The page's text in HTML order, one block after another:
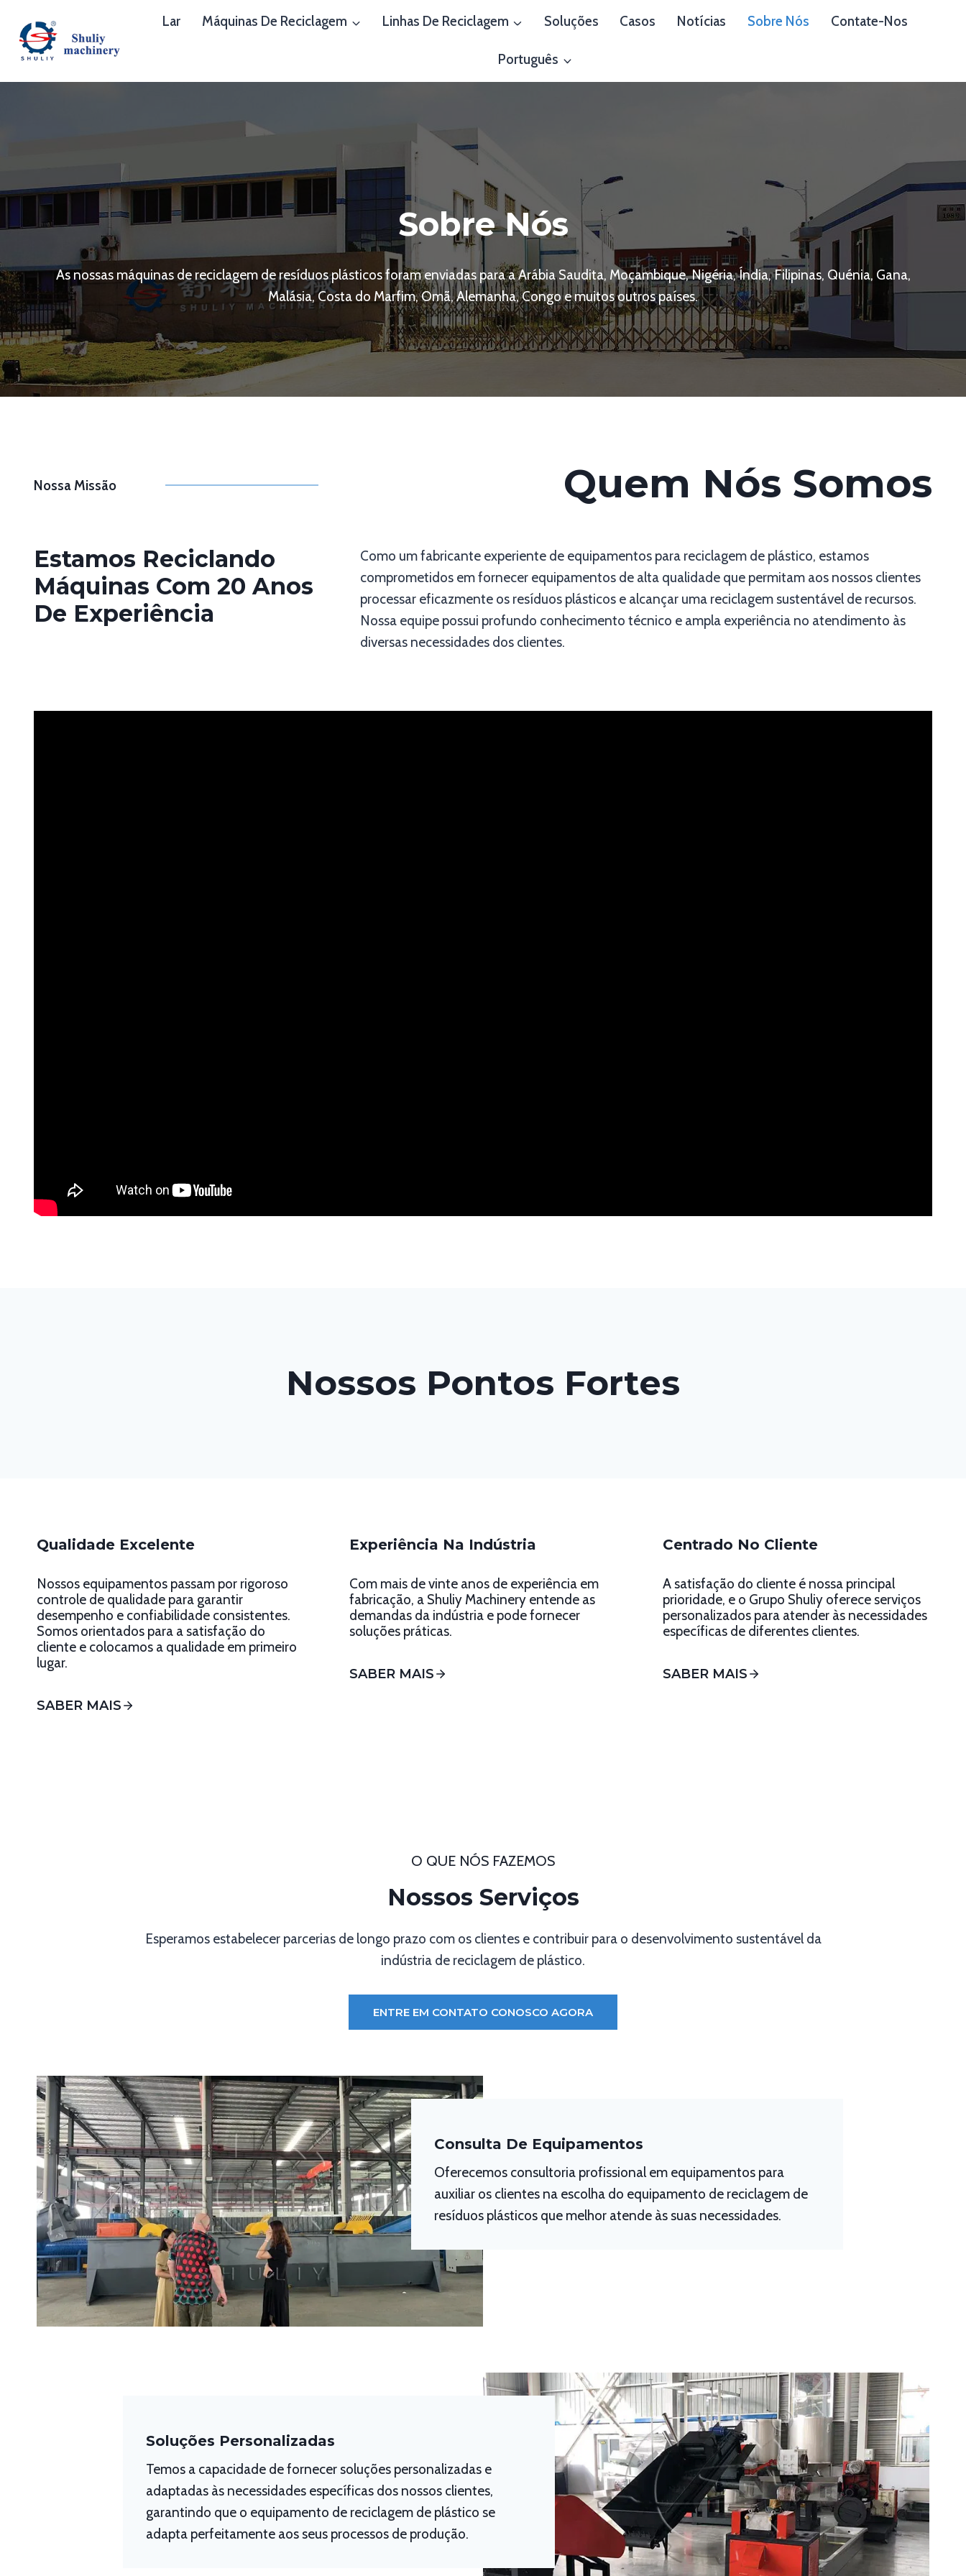
content
Lar Máquinas De Reciclagem Linhas De Reciclagem Soluções Casos Notícias Sobre Nós Contate-Nos
Português
Sobre Nós
As nossas máquinas de reciclagem de resíduos plásticos foram enviadas para a Arábia Saudita, Moçambique, Nigéria, Índia, Filipinas, Quénia, Gana,
Malásia, Costa do Marfim, Omã, Alemanha, Congo e muitos outros países.
Nossa Missão Quem Nós Somos
Estamos Reciclando
Máquinas Com 20 Anos
De Experiência
Como um fabricante experiente de equipamentos para reciclagem de plástico, estamos
comprometidos em fornecer equipamentos de alta qualidade que permitam aos nossos clientes
processar eficazmente os resíduos plásticos e alcançar uma reciclagem sustentável de recursos.
Nossa equipe possui profundo conhecimento técnico e ampla experiência no atendimento às
diversas necessidades dos clientes.
Nossos Pontos Fortes
Qualidade Excelente
Nossos equipamentos passam por rigoroso
controle de qualidade para garantir
desempenho e confiabilidade consistentes.
Somos orientados para a satisfação do
cliente e colocamos a qualidade em primeiro
lugar.
SABER MAIS
Experiência Na Indústria
Com mais de vinte anos de experiência em
fabricação, a Shuliy Machinery entende as
demandas da indústria e pode fornecer
soluções práticas.
SABER MAIS
Centrado No Cliente
A satisfação do cliente é nossa principal
prioridade, e o Grupo Shuliy oferece serviços
personalizados para atender às necessidades
específicas de diferentes clientes.
SABER MAIS
O QUE NÓS FAZEMOS
Nossos Serviços
Esperamos estabelecer parcerias de longo prazo com os clientes e contribuir para o desenvolvimento sustentável da
indústria de reciclagem de plástico.
ENTRE EM CONTATO CONOSCO AGORA
Consulta De Equipamentos
Oferecemos consultoria profissional em equipamentos para
auxiliar os clientes na escolha do equipamento de reciclagem de
resíduos plásticos que melhor atende às suas necessidades.
Soluções Personalizadas
Temos a capacidade de fornecer soluções personalizadas e
adaptadas às necessidades específicas dos nossos clientes,
garantindo que o equipamento de reciclagem de plástico se
adapta perfeitamente aos seus processos de produção.